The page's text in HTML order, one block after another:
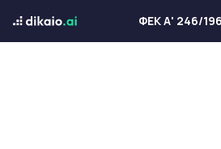
ΦΕΚ Α' 246/